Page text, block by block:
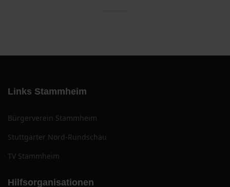
Links Stammheim
Bürgerverein Stammheim
Stuttgarter Nord-Rundschau
TV Stammheim
Hilfsorganisationen